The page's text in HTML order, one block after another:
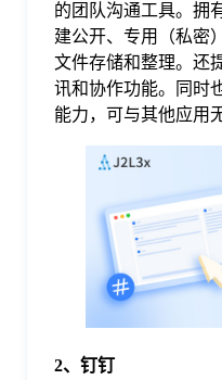
见
问
的团队沟通工具。拥
建公开、专用（私密
文件存储和整理。还
讯和协作功能。同时
能力，可与其他应用
2、钉钉